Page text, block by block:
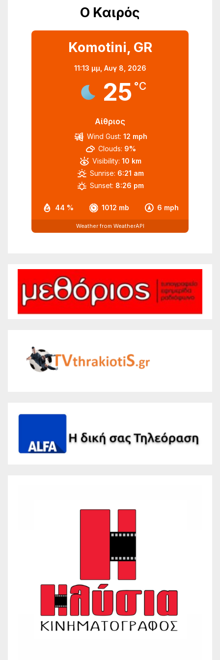
Ο Καιρός
Komotini, GR
11:13 μμ, Αυγ 8, 2026
25 °C
Αίθριος
44 % 1012 mb 6 mph
Wind Gust: 12 mph
Clouds: 9%
Visibility: 10 km
Sunrise: 6:21 am
Sunset: 8:26 pm
Weather from WeatherAPI